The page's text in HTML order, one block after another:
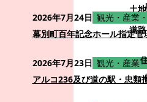
土
道
2026年7月24日 観光・産業
幕別町百年記念ホール指定管
2026年7月23日 観光・産業
アルコ236及び道の駅・忠類